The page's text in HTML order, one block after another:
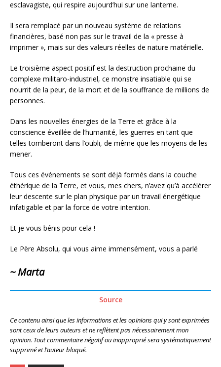
esclavagiste, qui respire aujourd’hui sur une lanterne.
Il sera remplacé par un nouveau système de relations
financières, basé non pas sur le travail de la « presse à
imprimer », mais sur des valeurs réelles de nature matérielle.
Le troisième aspect positif est la destruction prochaine du
complexe militaro-industriel, ce monstre insatiable qui se
nourrit de la peur, de la mort et de la souffrance de millions de
personnes.
Dans les nouvelles énergies de la Terre et grâce à la
conscience éveillée de l’humanité, les guerres en tant que
telles tomberont dans l’oubli, de même que les moyens de les
mener.
Tous ces événements se sont déjà formés dans la couche
éthérique de la Terre, et vous, mes chers, n’avez qu’à accélérer
leur descente sur le plan physique par un travail énergétique
infatigable et par la force de votre intention.
Et je vous bénis pour cela !
Le Père Absolu, qui vous aime immensément, vous a parlé
~ Marta
Source
Ce contenu ainsi que les informations et les opinions qui y sont exprimées
sont ceux de leurs auteurs et ne reflètent pas nécessairement mon
opinion. Tout commentaire négatif ou inapproprié sera systématiquement
supprimé et l’auteur bloqué.